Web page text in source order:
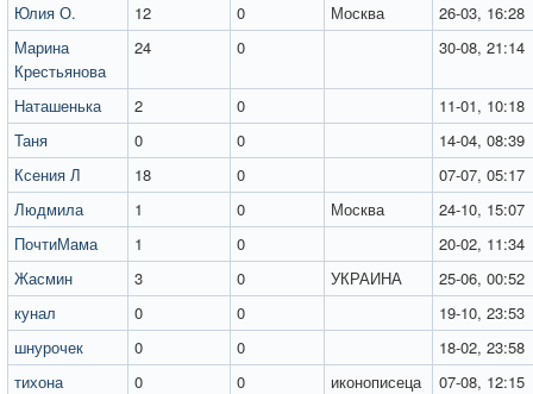
Юлия О.
12 0 Москва
26-03, 16:28
Марина
Крестьянова
24 0 30-08, 21:14
Наташенька 2 0
11-01, 10:18
Таня
0 0
14-04, 08:39
Ксения Л
18 0
07-07, 05:17
Людмила
1 0 Москва
24-10, 15:07
ПочтиМама
1 0
20-02, 11:34
Жасмин
3 0 УКРАИНА
25-06, 00:52
кунал
0 0
19-10, 23:53
шнурочек
0 0
18-02, 23:58
тихона
0 0 иконописеца
07-08, 12:15